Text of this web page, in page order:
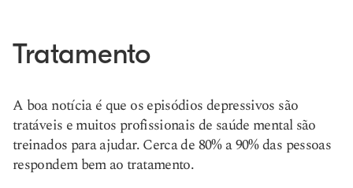
Tratamento
A boa notícia é que os episódios depressivos são
tratáveis e muitos profissionais de saúde mental são
treinados para ajudar. Cerca de 80% a 90% das pessoas
respondem bem ao tratamento.